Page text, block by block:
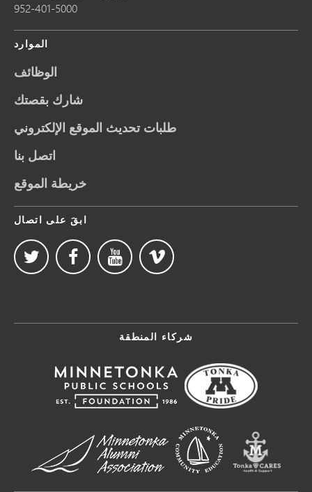
952-401-5000
الموارد
الوظائف
شارك بقصتك
طلبات تحديث الموقع الإلكتروني
اتصل بنا
خريطة الموقع
ابقَ على اتصال
شركاء المنطقة